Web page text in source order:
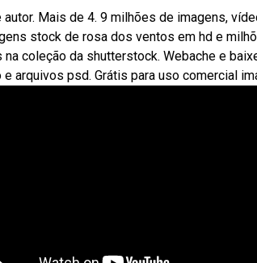
Mais de 4. 9 milhões de imagens,
stock de rosa dos ventos em hd e
coleção da shutterstock. Webache e
arquivos psd. Grátis para uso comercial